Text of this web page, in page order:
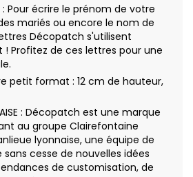
: Pour écrire le prénom de votre
mariés ou encore le nom de
Décopatch s'utilisent
Profitez de ces lettres pour une
petit format : 12 cm de hauteur,
: Décopatch est une marque
au groupe Clairefontaine
lyonnaise, une équipe de
cesse de nouvelles idées
de customisation, de